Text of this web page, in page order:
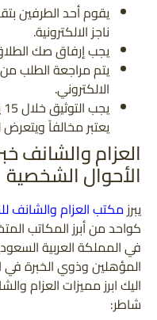
يقوم أحد الطرفين
ناجز الالكترونية.
يجب إرفاق صك
يتم مراجعة الطلب
الالكتروني.
يعتبر مخالفاً ويتعرض
العزام والشانف
الأحوال الشخصية
يبرزمكتب العزام والشانف
كواحد من أبرز المكاتب
في المملكة العربية
المؤهلين وذوي الخبرة في
اليك ابرز مميزات
شاطر: